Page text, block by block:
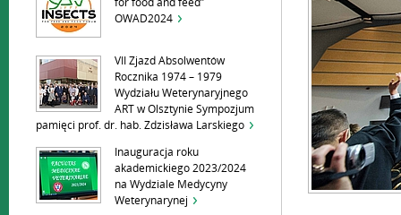
for food and feed”
OWAD2024
VII Zjazd Absolwentów
Rocznika 1974 – 1979
Wydziału Weterynaryjnego
ART w Olsztynie Sympozjum
pamięci prof. dr. hab. Zdzisława Larskiego
Inauguracja roku
akademickiego 2023/2024
na Wydziale Medycyny
Weterynarynej